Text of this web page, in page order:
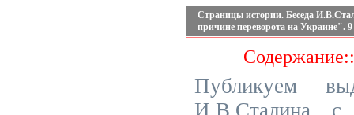
Страницы истории. Беседа
причине переворота на Украине". 9
Публикуем
И.В.Сталина с